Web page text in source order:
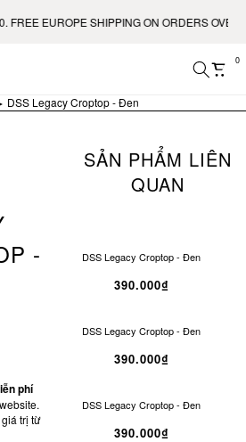
EUROPE SHIPPING ON ORDERS OVER
0
DSS Legacy Croptop - Đen
-
phí
trị từ
SẢN PHẨM LIÊN
QUAN
DSS Legacy Croptop - Đen
390.000₫
DSS Legacy Croptop - Đen
390.000₫
DSS Legacy Croptop - Đen
390.000₫